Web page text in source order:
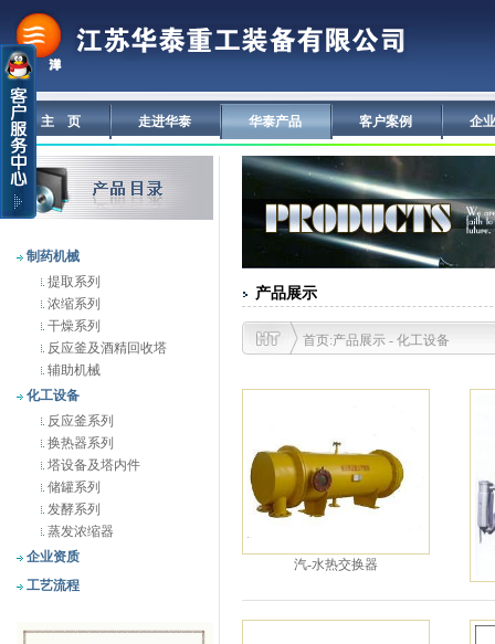
主 页 走进华泰 华泰产品 客户案例 企
制药机械
提取系列
浓缩系列
干燥系列
反应釜及酒精回收塔
辅助机械
化工设备
反应釜系列
换热器系列
塔设备及塔内件
储罐系列
发酵系列
蒸发浓缩器
企业资质
工艺流程
产品展示
首页:产品展示 - 化工设备
汽-水热交换器